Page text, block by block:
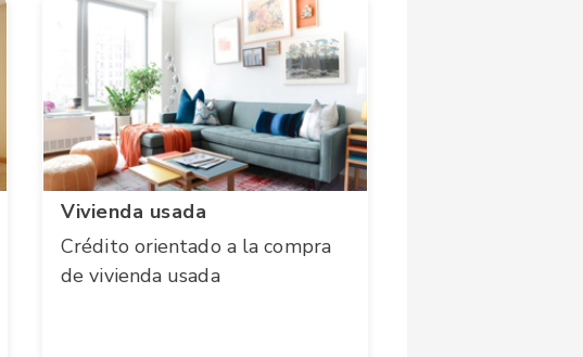
Vivienda usada
Crédito orientado a la compra
de vivienda usada